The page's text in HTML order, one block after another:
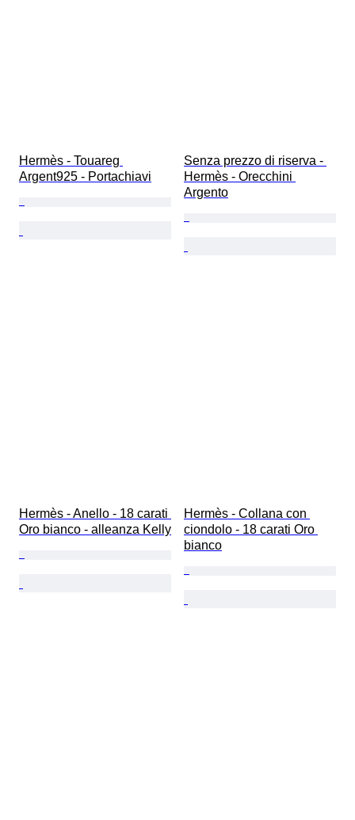
Hermès - Touareg
Argent925 - Portachiavi
Senza prezzo di riserva -
Hermès - Orecchini
Argento
Hermès - Anello - 18 carati
Oro bianco - alleanza Kelly
Hermès - Collana con
ciondolo - 18 carati Oro
bianco